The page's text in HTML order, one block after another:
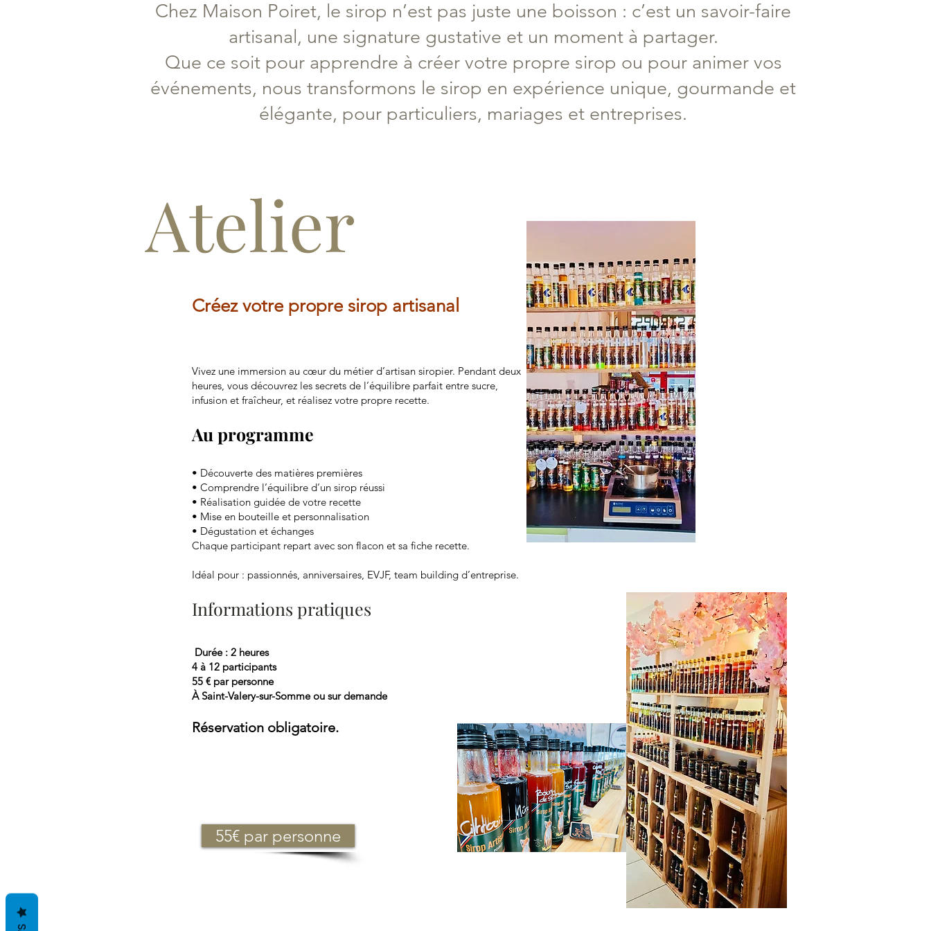
Chez Maison Poiret, le sirop n’est pas juste une boisson : c’est un savoir-faire
artisanal, une signature gustative et un moment à partager.
Que ce soit pour apprendre à créer votre propre sirop ou pour animer vos
événements, nous transformons le sirop en expérience unique, gourmande et
élégante, pour particuliers, mariages et entreprises.
Atelier
Créez votre propre sirop artisanal
Vivez une immersion au cœur du métier d’artisan siropier. Pendant deux
heures, vous découvrez les secrets de l’équilibre parfait entre sucre,
infusion et fraîcheur, et réalisez votre propre recette.
Au programme
• Découverte des matières premières
• Comprendre l’équilibre d’un sirop réussi
• Réalisation guidée de votre recette
• Mise en bouteille et personnalisation
• Dégustation et échanges
Chaque participant repart avec son flacon et sa fiche recette.
Idéal pour : passionnés, anniversaires, EVJF, team building d’entreprise.
Informations pratiques
Durée : 2 heures
4 à 12 participants
55 € par personne
À Saint-Valery-sur-Somme ou sur demande
Réservation obligatoire.
55€ par personne